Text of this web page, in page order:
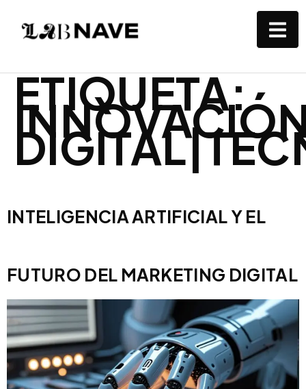
ETIQUETA:
INTELIGENCIA ARTIFICIAL Y EL
FUTURO DEL MARKETING DIGITAL